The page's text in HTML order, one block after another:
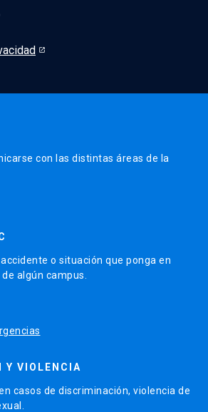
360
con las distintas áreas de la
o situación que ponga en
algún campus.
Y VIOLENCIA
casos de discriminación, violencia de